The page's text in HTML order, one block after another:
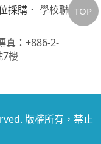
採購 ． 學校聯
真：+886-2-
7樓
版權所有，禁止
TOP